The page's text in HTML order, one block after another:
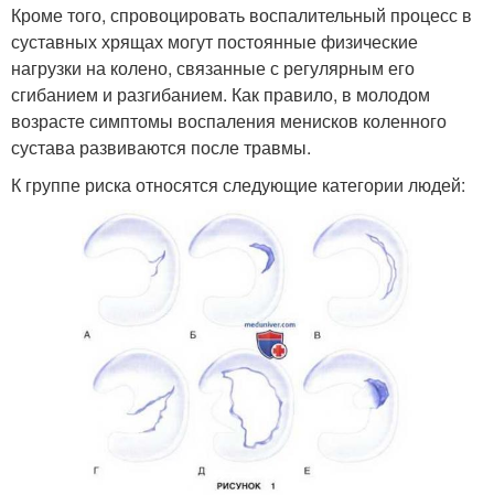
Кроме того, спровоцировать воспалительный процесс в
суставных хрящах могут постоянные физические
нагрузки на колено, связанные с регулярным его
сгибанием и разгибанием. Как правило, в молодом
возрасте симптомы воспаления менисков коленного
сустава развиваются после травмы.
К группе риска относятся следующие категории людей: